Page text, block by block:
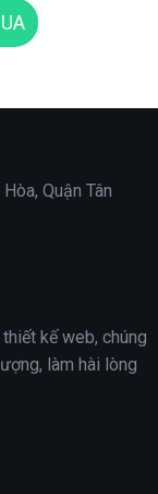
Quận Tân
kế web, chúng
làm hài lòng